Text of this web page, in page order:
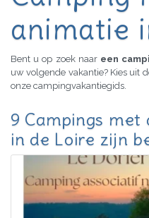
animatie
Bent u op zoek naar een
uw volgende vakantie? Kies uit
onze campingvakantiegids.
9 Campings met
in de Loire zijn